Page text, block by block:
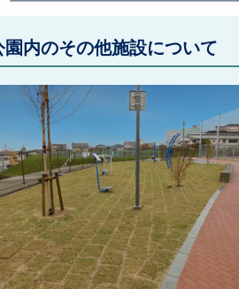
園内のその他施設について